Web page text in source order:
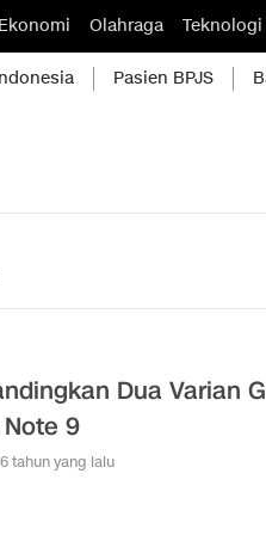
Ekonomi Olahraga Teknologi
Pasien BPJS
Dua Varian
9
6 tahun yang lalu